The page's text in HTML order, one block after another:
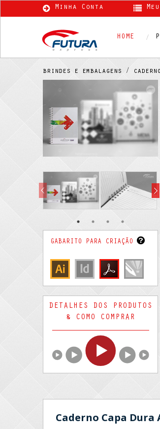
Minha Conta
HOME
brindes e embalagens /
GABARITO PARA CRIAÇÃO
DETALHES DOS PRODUTOS
& COMO COMPRAR
Caderno Capa Dura